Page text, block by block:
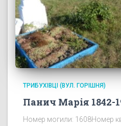
ТРИБУХІВЦІ (ВУЛ. ГОРІШНЯ)
Панич Марія 1842-
Номер могили: 1608Номер